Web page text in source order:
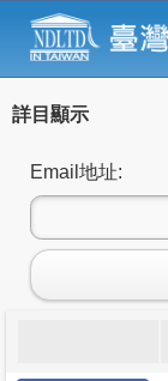
詳目顯示
Email地址: